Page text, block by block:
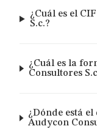
¿Cuál es el
S.c.?
¿Cuál es la
Consultores
¿Dónde está
Audycon